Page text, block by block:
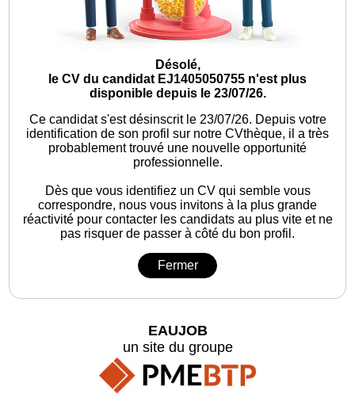
Désolé,
le CV du candidat EJ1405050755 n'est plus
disponible depuis le 23/07/26.
Ce candidat s'est désinscrit le 23/07/26. Depuis votre
identification de son profil sur notre CVthèque, il a très
probablement trouvé une nouvelle opportunité
professionnelle.
Dès que vous identifiez un CV qui semble vous
correspondre, nous vous invitons à la plus grande
réactivité pour contacter les candidats au plus vite et ne
pas risquer de passer à côté du bon profil.
Fermer
EAUJOB
un site du groupe